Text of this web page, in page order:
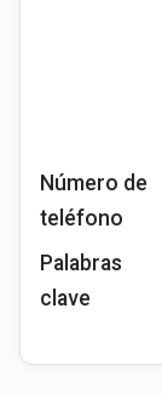
Número de
teléfono
Palabras
clave